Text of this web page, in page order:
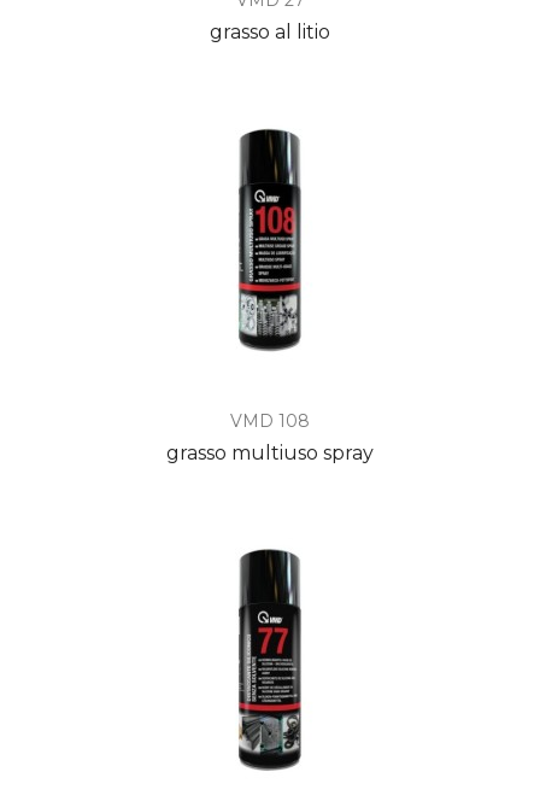
grasso al litio
VMD 108
grasso multiuso spray